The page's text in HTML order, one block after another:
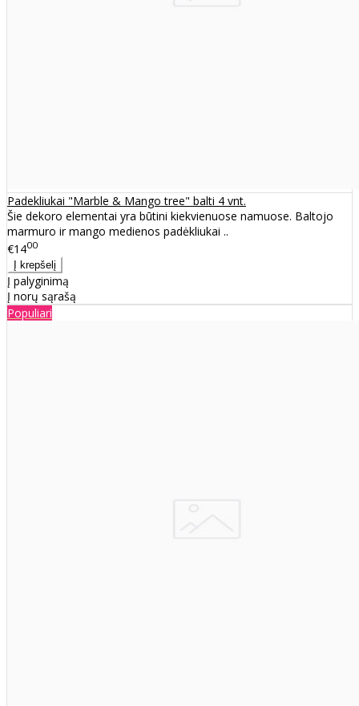
Padekliukai "Marble & Mango tree" balti 4 vnt.
Šie dekoro elementai yra būtini kiekvienuose namuose. Baltojo
marmuro ir mango medienos padėkliukai ..
€1400
Į palyginimą
Į norų sąrašą
Populiari